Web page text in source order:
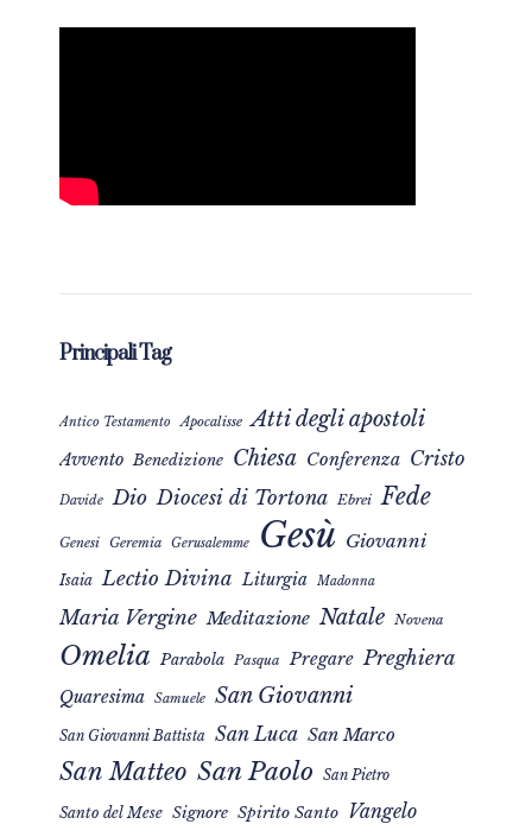
Principali Tag
Antico Testamento Apocalisse Atti degli apostoli
Avvento Benedizione Chiesa Conferenza Cristo
Davide Dio Diocesi di Tortona Ebrei Fede
Genesi Geremia Gerusalemme Gesù Giovanni
Isaia Lectio Divina Liturgia Madonna
Maria Vergine Meditazione Natale Novena
Omelia Parabola Pasqua Pregare Preghiera
Quaresima Samuele San Giovanni
San Giovanni Battista San Luca San Marco
San Matteo San Paolo San Pietro
Santo del Mese Signore Spirito Santo Vangelo